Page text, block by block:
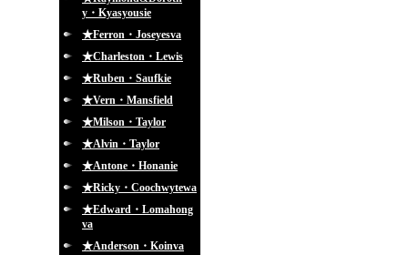
y・Kyasyousie
★Ferron・Joseyesva
★Charleston・Lewis
★Ruben・Saufkie
★Vern・Mansfield
★Milson・Taylor
★Alvin・Taylor
★Antone・Honanie
★Ricky・Coochwytewa
★Edward・Lomahong
va
★Anderson・Koinva